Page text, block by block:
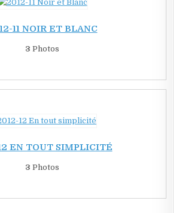
11 NOIR ET BLANC
3 Photos
EN TOUT SIMPLICITÉ
3 Photos